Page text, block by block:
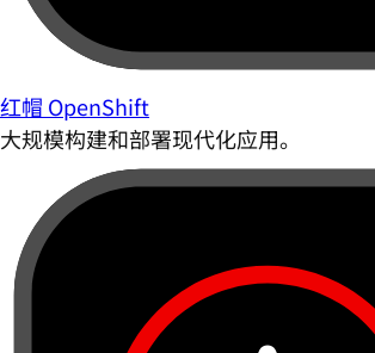
红帽 OpenShift
大规模构建和部署现代化应用。